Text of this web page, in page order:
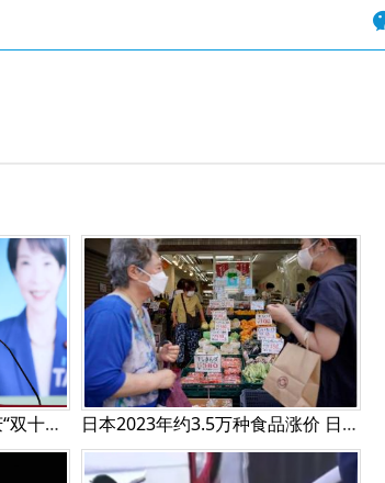
日本30多名国会议员赴台庆“双十节” 或携带高市早苗给赖清德亲笔信 日本2023年约3.5万种食品涨价 日媒称或达史上最大规模